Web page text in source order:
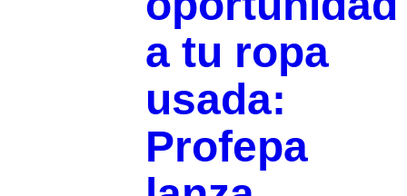
a tu ropa
usada:
Profepa